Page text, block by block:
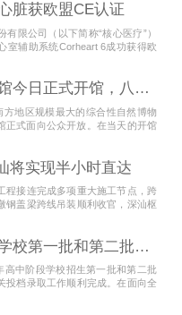
脏获欧盟CE认证
限公司（以下简称“核心医疗”）
室辅助系统Corheart 6成功获得欧
人工心脏产品。CE认证被公认为
深圳自然博物馆今日正式开馆，八大主题展厅串联46亿年地球演化史
方地区规模最大的综合性自然博物
式面向公众开放。在当天的开馆
馆正式与三家国家级科研机构及自
未来双方将在藏品资源共享、联合
将实现半小时直达
程接连完成多项重大施工节点，跨
钢盖梁跨线吊装顺利收官，深汕枢
纽站，终点接入广汕高铁深汕站，
，全线设6座车站，配套桥梁37
深圳高中阶段学校第一批和第二批录取分数线公布
高中阶段学校招生第一批和第二批
投档录取工作顺利完成。在面向全